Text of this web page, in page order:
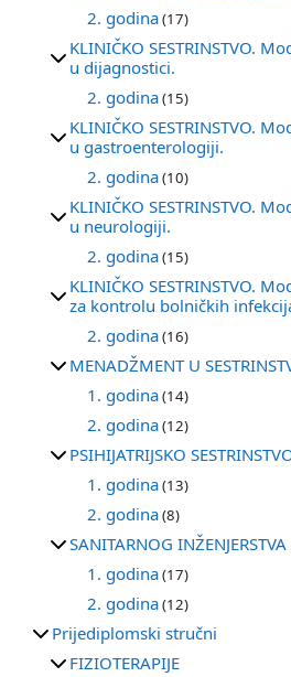
2. godina(17)
KLINIČKO SESTRINSTVO.
u dijagnostici.
2. godina(15)
KLINIČKO SESTRINSTVO.
u gastroenterologiji.
2. godina(10)
KLINIČKO SESTRINSTVO.
u neurologiji.
2. godina(15)
KLINIČKO SESTRINSTVO.
za kontrolu bolničkih
2. godina(16)
MENADŽMENT U
1. godina(14)
2. godina(12)
PSIHIJATRIJSKO
1. godina(13)
2. godina(8)
SANITARNOG INŽENJERSTVA
1. godina(17)
2. godina(12)
Prijediplomski stručni
FIZIOTERAPIJE